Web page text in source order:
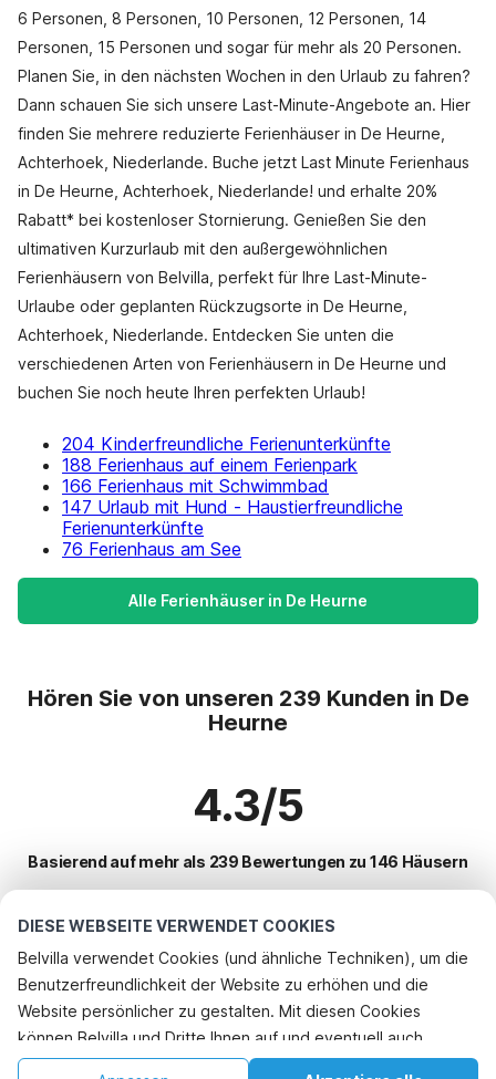
DIESE WEBSEITE VERWENDET COOKIES
Belvilla verwendet Cookies (und ähnliche Techniken), um die
Benutzerfreundlichkeit der Website zu erhöhen und die
Website persönlicher zu gestalten. Mit diesen Cookies
können Belvilla und Dritte Ihnen auf und eventuell auch
außerhalb unserer Website folgen, um Werbung Ihren
6 Personen, 8 Personen, 10 Personen, 12 Personen, 14
Personen, 15 Personen und sogar für mehr als 20 Personen.
Planen Sie, in den nächsten Wochen in den Urlaub zu fahren?
Dann schauen Sie sich unsere Last-Minute-Angebote an. Hier
finden Sie mehrere reduzierte Ferienhäuser in De Heurne,
Achterhoek, Niederlande. Buche jetzt Last Minute Ferienhaus
in De Heurne, Achterhoek, Niederlande! und erhalte 20%
Rabatt* bei kostenloser Stornierung. Genießen Sie den
ultimativen Kurzurlaub mit den außergewöhnlichen
Ferienhäusern von Belvilla, perfekt für Ihre Last-Minute-
Urlaube oder geplanten Rückzugsorte in De Heurne,
Achterhoek, Niederlande. Entdecken Sie unten die
verschiedenen Arten von Ferienhäusern in De Heurne und
buchen Sie noch heute Ihren perfekten Urlaub!
204 Kinderfreundliche Ferienunterkünfte
188 Ferienhaus auf einem Ferienpark
166 Ferienhaus mit Schwimmbad
147 Urlaub mit Hund - Haustierfreundliche
Ferienunterkünfte
76 Ferienhaus am See
Alle Ferienhäuser in De Heurne
Hören Sie von unseren 239 Kunden in De
Heurne
4.3/5
Basierend auf mehr als 239 Bewertungen zu 146 Häusern
Beliebteste Reiseziele für Urlaub
Top-Städte mit Top-Annehmlichkeiten für den Urlaub
Kinderfreundliche Ferienunterkünfte laag-soeren
Kinderfreundliche Ferienunterkünfte epse
Beliebte Ausstattungen für Urlaub in De-heurne
Kinderfreundliche Ferienunterkünfte